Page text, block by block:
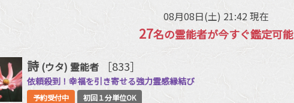
08月08日(土) 21:42 現在
27名の霊能者が今すぐ鑑定可能
詩 (ウタ) 霊能者 ［833］
依頼殺到！幸福を引き寄せる強力霊感縁結び
予約受付中 初回１分単位OK